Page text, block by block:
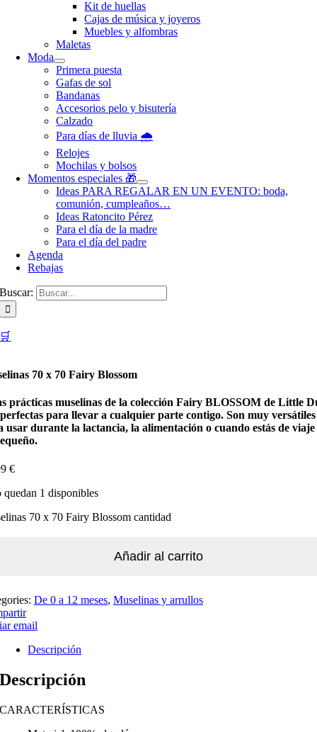
Kit de huellas
Cajas de música y joyeros
Muebles y alfombras
Maletas
Moda
Primera puesta
Gafas de sol
Bandanas
Accesorios pelo y bisutería
Calzado
Para días de lluvia 🌧️
Relojes
Mochilas y bolsos
Momentos especiales 🎁
Ideas PARA REGALAR EN UN EVENTO: boda,
comunión, cumpleaños…
Ideas Ratoncito Pérez
Para el día de la madre
Para el día del padre
Agenda
Rebajas
Buscar:
🛒
70 x 70 Fairy Blossom
prácticas muselinas de la colección Fairy BLOSSOM de Little
para llevar a cualquier parte contigo. Son muy versátiles
usar durante la lactancia, la alimentación o cuando estás de viaje
€
quedan 1 disponibles
70 x 70 Fairy Blossom cantidad
Añadir al carrito
De 0 a 12 meses, Muselinas y arrullos
email
Descripción
Descripción
CARACTERÍSTICAS